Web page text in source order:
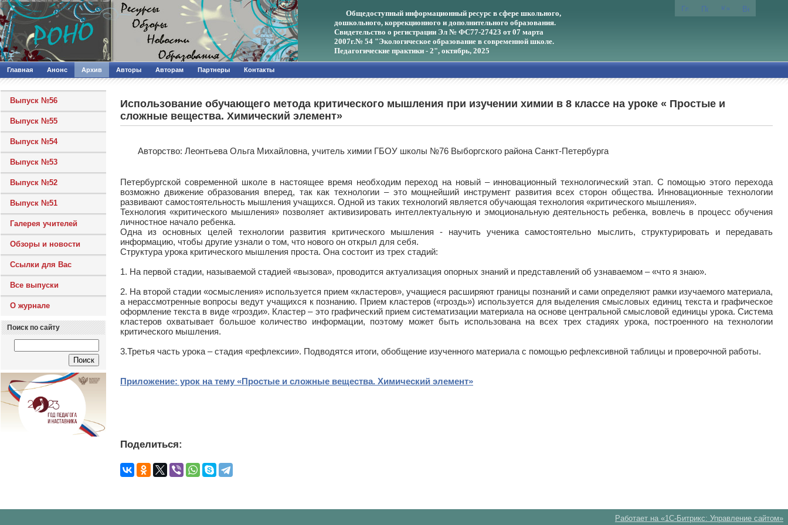
Общедоступный информационный ресурс в сфере школьного,
дошкольного, коррекционного и дополнительного образования.
Свидетельство о регистрации Эл № ФС77-27423 от 07 марта
2007г.№ 54 "Экологическое образование в современной школе.
Педагогические практики - 2", октябрь, 2025
Главная Анонс Архив Авторы Авторам Партнеры Контакты
Выпуск №56
Выпуск №55
Выпуск №54
Выпуск №53
Выпуск №52
Выпуск №51
Галерея учителей
Обзоры и новости
Ссылки для Вас
Все выпуски
О журнале
Поиск по сайту
Использование обучающего метода критического мышления при изучении химии в 8 классе на уроке « Простые и
сложные вещества. Химический элемент»
Авторcтво: Леонтьева Ольга Михайловна, учитель химии ГБОУ школы №76 Выборгского района Санкт-Петербурга
Петербургской современной школе в настоящее время необходим переход на новый – инновационный технологический этап. С помощью этого перехода
возможно движение образования вперед, так как технологии – это мощнейший инструмент развития всех сторон общества. Инновационные технологии
развивают самостоятельность мышления учащихся. Одной из таких технологий является обучающая технология «критического мышления».
Технология «критического мышления» позволяет активизировать интеллектуальную и эмоциональную деятельность ребенка, вовлечь в процесс обучения
личностное начало ребенка.
Одна из основных целей технологии развития критического мышления - научить ученика самостоятельно мыслить, структурировать и передавать
информацию, чтобы другие узнали о том, что нового он открыл для себя.
Структура урока критического мышления проста. Она состоит из трех стадий:
1. На первой стадии, называемой стадией «вызова», проводится актуализация опорных знаний и представлений об узнаваемом – «что я знаю».
2. На второй стадии «осмысления» используется прием «кластеров», учащиеся расширяют границы познаний и сами определяют рамки изучаемого материала,
а нерассмотренные вопросы ведут учащихся к познанию. Прием кластеров («гроздь») используется для выделения смысловых единиц текста и графическое
оформление текста в виде «грозди». Кластер – это графический прием систематизации материала на основе центральной смысловой единицы урока. Система
кластеров охватывает большое количество информации, поэтому может быть использована на всех трех стадиях урока, построенного на технологии
критического мышления.
3.Третья часть урока – стадия «рефлексии». Подводятся итоги, обобщение изученного материала с помощью рефлексивной таблицы и проверочной работы.
Приложение: урок на тему «Простые и сложные вещества. Химический элемент»
Поделиться:
Работает на «1С-Битрикс: Управление сайтом»